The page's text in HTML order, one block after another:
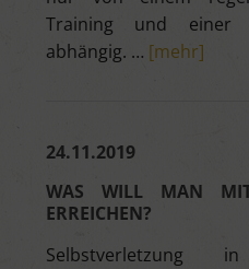
Training und einer
abhängig. … [mehr]
24.11.2019
WAS WILL MAN MIT
ERREICHEN?
Selbstverletzung